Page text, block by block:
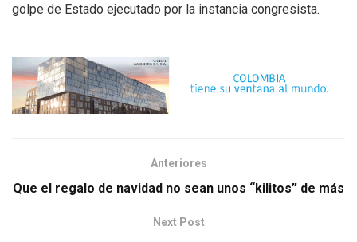
golpe de Estado ejecutado por la instancia congresista.
Anteriores
Que el regalo de navidad no sean unos “kilitos” de más
Next Post